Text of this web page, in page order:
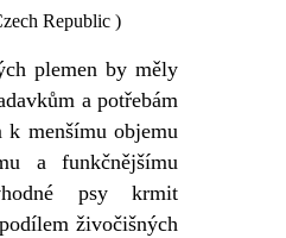
Republic )
plemen by měly
a potřebám
k menšímu objemu
a funkčnějšímu
psy krmit
živočišných